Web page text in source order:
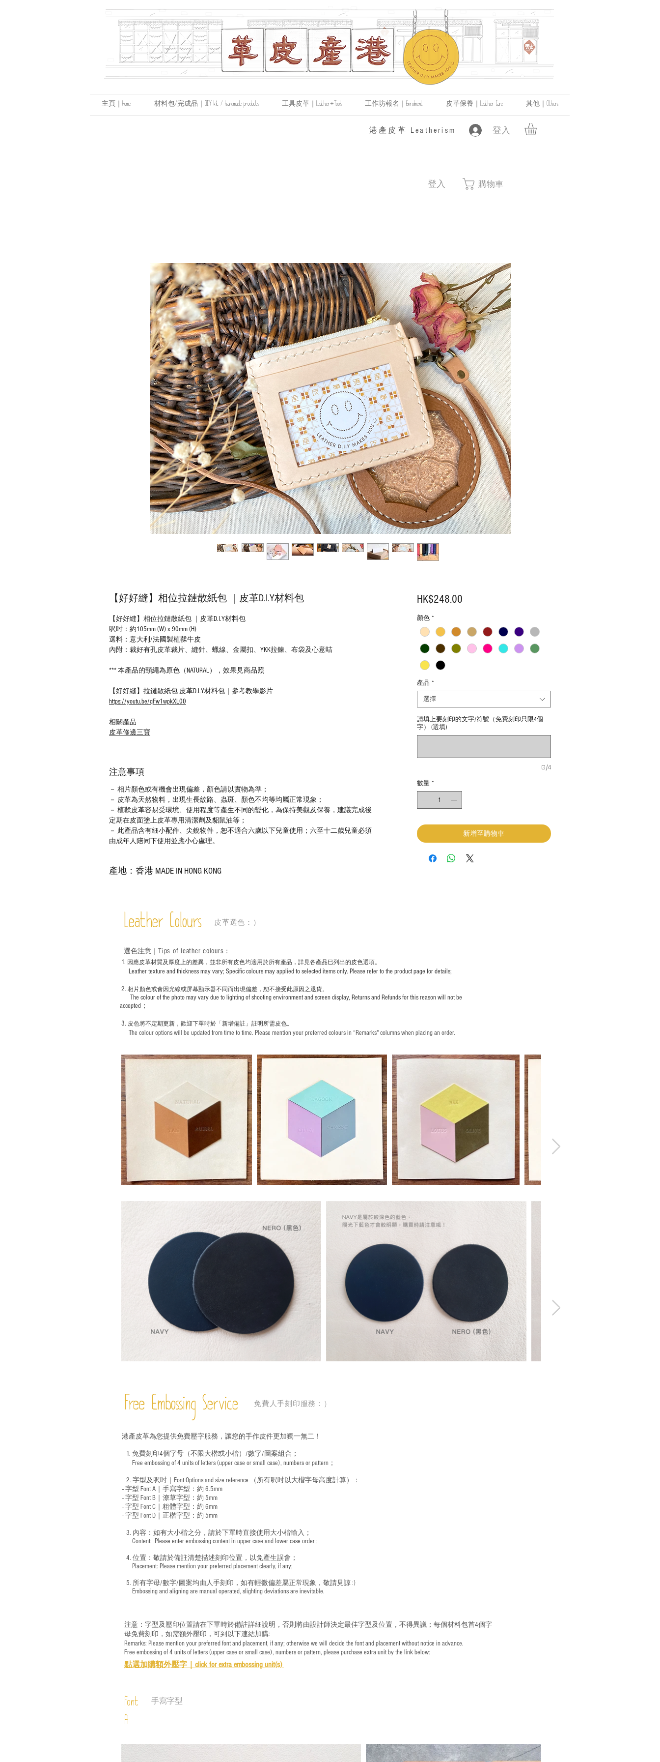
主頁｜Home 材料包/完成品｜DIY kit / handmade products 工具皮革｜Leather+Tools 工作坊報名｜Enrolment 皮革保養｜Leather Care 其他｜Others
登入
​港產皮革 Leatherism
登入 購物車
【好好縫】相位拉鏈散紙包 ｜皮革D.I.Y材料包
【好好縫】相位拉鏈散紙包 ｜皮革D.I.Y材料包
呎吋：約105mm (W) x 90mm (H)
選料：意大利/法國製植鞣牛皮
內附：裁好有孔皮革裁片、縫針、蠟線、金屬扣、YKK拉鍊、布袋及心意咭
*** 本產品的頸繩為原色（NATURAL），效果見商品照
【好好縫】拉鏈散紙包 皮革D.I.Y材料包｜參考教學影片
https://youtu.be/qFw1wpkXL00
相關產品
皮革修邊三寶
注意事項
－ 相片顏色或有機會出現偏差，顏色請以實物為準；
－ 皮革為天然物料，出現生長紋路、蟲斑、顏色不均等均屬正常現象；
－ 植鞣皮革容易受環境、使用程度等產生不同的變化，為保持美觀及保養，建議完成後
定期在皮面塗上皮革專用清潔劑及貂鼠油等；
－ 此產品含有細小配件、尖銳物件，恕不適合六歲以下兒童使用；六至十二歲兒童必須
由成年人陪同下使用並應小心處理。
產地：香港 MADE IN HONG KONG
HK$248.00價
顏色 *
產品 *
選擇
請填上要刻印的文字/符號（免費刻印只限4個
字） (選填)
0/4
數量 *
新增至購物車
Leather Colours 皮革選色：）
1. ​ 因應皮革材質及厚度上的差異，並非所有皮色均適用於所有產品，詳見各產品巳列出的皮色選項。
Leather texture and thickness may vary; Specific colours may applied to selected items only. Please refer to the product page for details;
2. 相片顏色或會因光線或屏幕顯示器不同而出現偏差，恕不接受此原因之退貨。
The colour of the photo may vary due to lighting of shooting environment and screen display, Returns and Refunds for this reason will not be
accepted；
3. 皮色將不定期更新，歡迎下單時於「新增備註」註明 所需皮色。
The colour options will be updated from time to time. Please mention your preferred colours in “Remarks" columns when placing an order.
選色注意｜ Tips of leather colours ：
Free Embossing Service 免費人手刻印服務：）
港產皮革為您提供免費壓字服務，讓您的手作皮件更加獨一無二！
1. 免費刻印4個字母（不限大楷或小楷）/數字/圖案組合；
Free embossing of 4 units of letters (upper case or small case), numbers or pattern；
2. 字型及呎吋｜ Font Options and size reference
（所有呎吋以大楷字母高度計算）：
-- 字型 Font A｜手寫字型：約 6.5mm
-- 字型 Font B｜潦草字型： 約 5mm
-- 字型 Font C｜粗體字型：約 6mm
-- 字型 Font D｜正楷字型： 約 5mm
3. 內容：如有大小楷之分，請於下單時直接使用大小楷輸入；
​ Content: Please enter embossing content in upper case and lower case order ;
4. 位置：敬請於備註清楚描述刻印位置，以免產生誤會；
​ Placement: Please mention your preferred placement clearly, if any;
5. 所有字母/數字/圖案均由人手刻印，如有輕微偏差屬正常現象，敬請見諒 :)
​ Embossing and aligning are manual operated, slighting deviations are inevitable.
注意：字型及壓印位置請在下單時於備註詳細說明，否則將由設計師決定最佳字型及位置，不得異議；每個材料包首4個字
母免費刻印，如需額外壓印，可到以下連結加購:
Remarks: Please mention your preferred font and placement, if any; otherwise we will decide the font and placement without notice in advance.
Free embossing of 4 units of letters (upper case or small case), numbers or pattern, please purchase extra unit by the link below:
點選加購額外壓字｜ click for extra embossing unit(s)
Font
A
手寫字型